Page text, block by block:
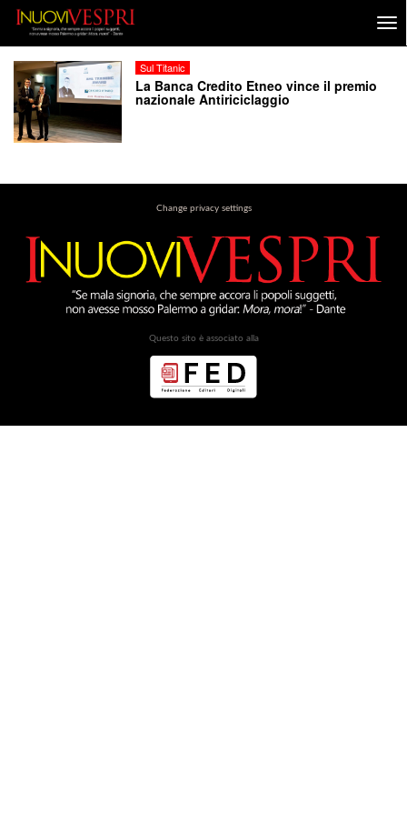
Sul Titanic
La Banca Credito Etneo vince il premio
nazionale Antiriciclaggio
Change privacy settings
Questo sito è associato alla